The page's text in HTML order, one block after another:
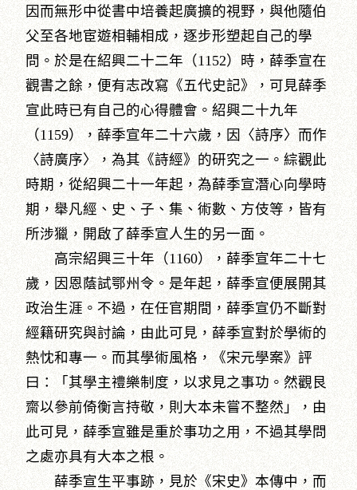
因而無形中從書中培養起廣擴的視野，與他隨伯
父至各地宦遊相輔相成，逐步形塑起自己的學
問。於是在紹興二十二年（1152）時，薛季宣在
觀書之餘，便有志改寫《五代史記》，可見薛季
宣此時已有自己的心得體會。紹興二十九年
（1159），薛季宣年二十六歲，因〈詩序〉而作
〈詩廣序〉，為其《詩經》的研究之一。綜觀此
時期，從紹興二十一年起，為薛季宣潛心向學時
期，舉凡經、史、子、集、術數、方伎等，皆有
所涉獵，開啟了薛季宣人生的另一面。
高宗紹興三十年（1160），薛季宣年二十七
歲，因恩蔭試鄂州令。是年起，薛季宣便展開其
政治生涯。不過，在任官期間，薛季宣仍不斷對
經籍研究與討論，由此可見，薛季宣對於學術的
熱忱和專一。而其學術風格，《宋元學案》評
曰：「其學主禮樂制度，以求見之事功。然觀艮
齋以參前倚衡言持敬，則大本未嘗不整然」，由
此可見，薛季宣雖是重於事功之用，不過其學問
之處亦具有大本之根。
薛季宣生平事跡，見於《宋史》本傳中，而